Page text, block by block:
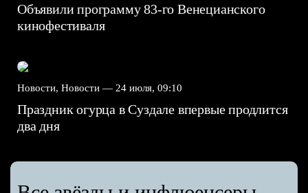
Объявили программу 83-го Венецианского
кинофестиваля
Новости, Новости — 24 июля, 09:10
Праздник огурца в Суздале впервые продлится
два дня